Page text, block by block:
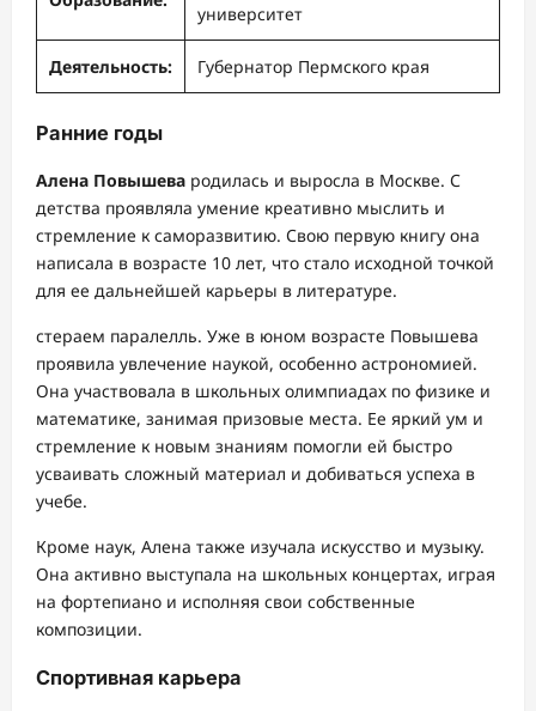
университет
Деятельность: Губернатор Пермского края
Ранние годы
Алена Повышева родилась и выросла в Москве. С
детства проявляла умение креативно мыслить и
стремление к саморазвитию. Свою первую книгу она
написала в возрасте 10 лет, что стало исходной точкой
для ее дальнейшей карьеры в литературе.
cтераем паралелль. Уже в юном возрасте Повышева
проявила увлечение наукой, особенно астрономией.
Она участвовала в школьных олимпиадах по физике и
математике, занимая призовые места. Ее яркий ум и
стремление к новым знаниям помогли ей быстро
усваивать сложный материал и добиваться успеха в
учебе.
Кроме наук, Алена также изучала искусство и музыку.
Она активно выступала на школьных концертах, играя
на фортепиано и исполняя свои собственные
композиции.
Спортивная карьера